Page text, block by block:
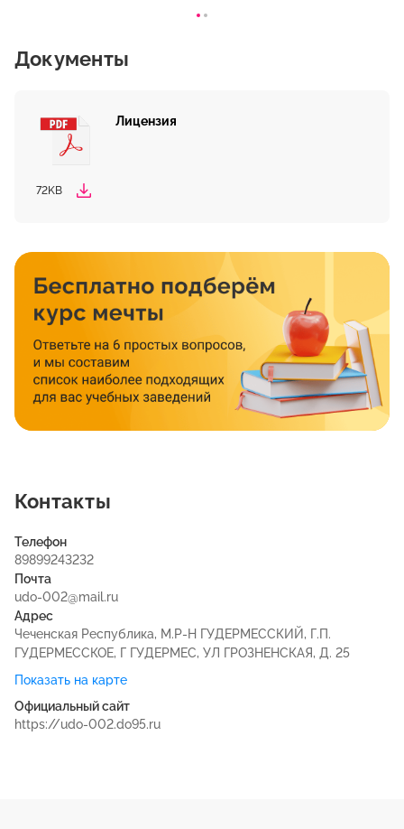
Документы
Лицензия
72KB
Контакты
Телефон
89899243232
Почта
udo-002@mail.ru
Адрес
Чеченская Республика, М.Р-Н ГУДЕРМЕССКИЙ, Г.П.
ГУДЕРМЕССКОЕ, Г ГУДЕРМЕС, УЛ ГРОЗНЕНСКАЯ, Д. 25
Показать на карте
Официальный сайт
https://udo-002.do95.ru